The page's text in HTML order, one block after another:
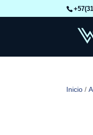
Inicio /